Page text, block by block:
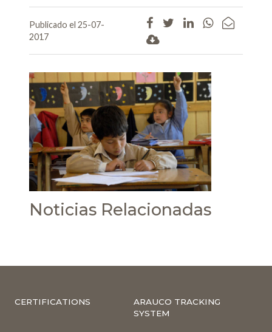
Publicado el 25-07-
2017
Noticias Relacionadas
CERTIFICATIONS
ARAUCO TRACKING
SYSTEM